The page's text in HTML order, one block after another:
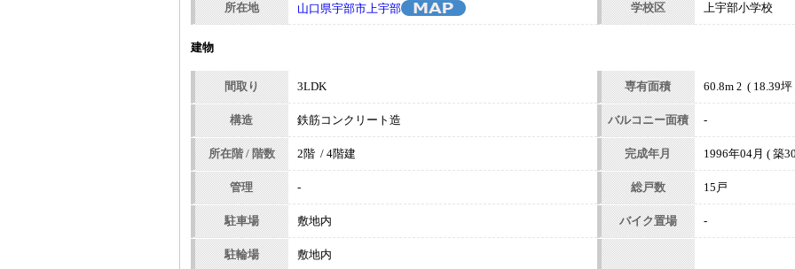
所在地 山口県宇部市上宇部 学校区 上宇部小学校
建物
間取り 3LDK 専有面積 60.8m 2( 18.39坪
構造 鉄筋コンクリート造 バルコニー面積 -
所在階 / 階数 2階 / 4階建 完成年月 1996年04月 ( 築
管理 - 総戸数 15戸
駐車場 敷地内 バイク置場 -
駐輪場 敷地内